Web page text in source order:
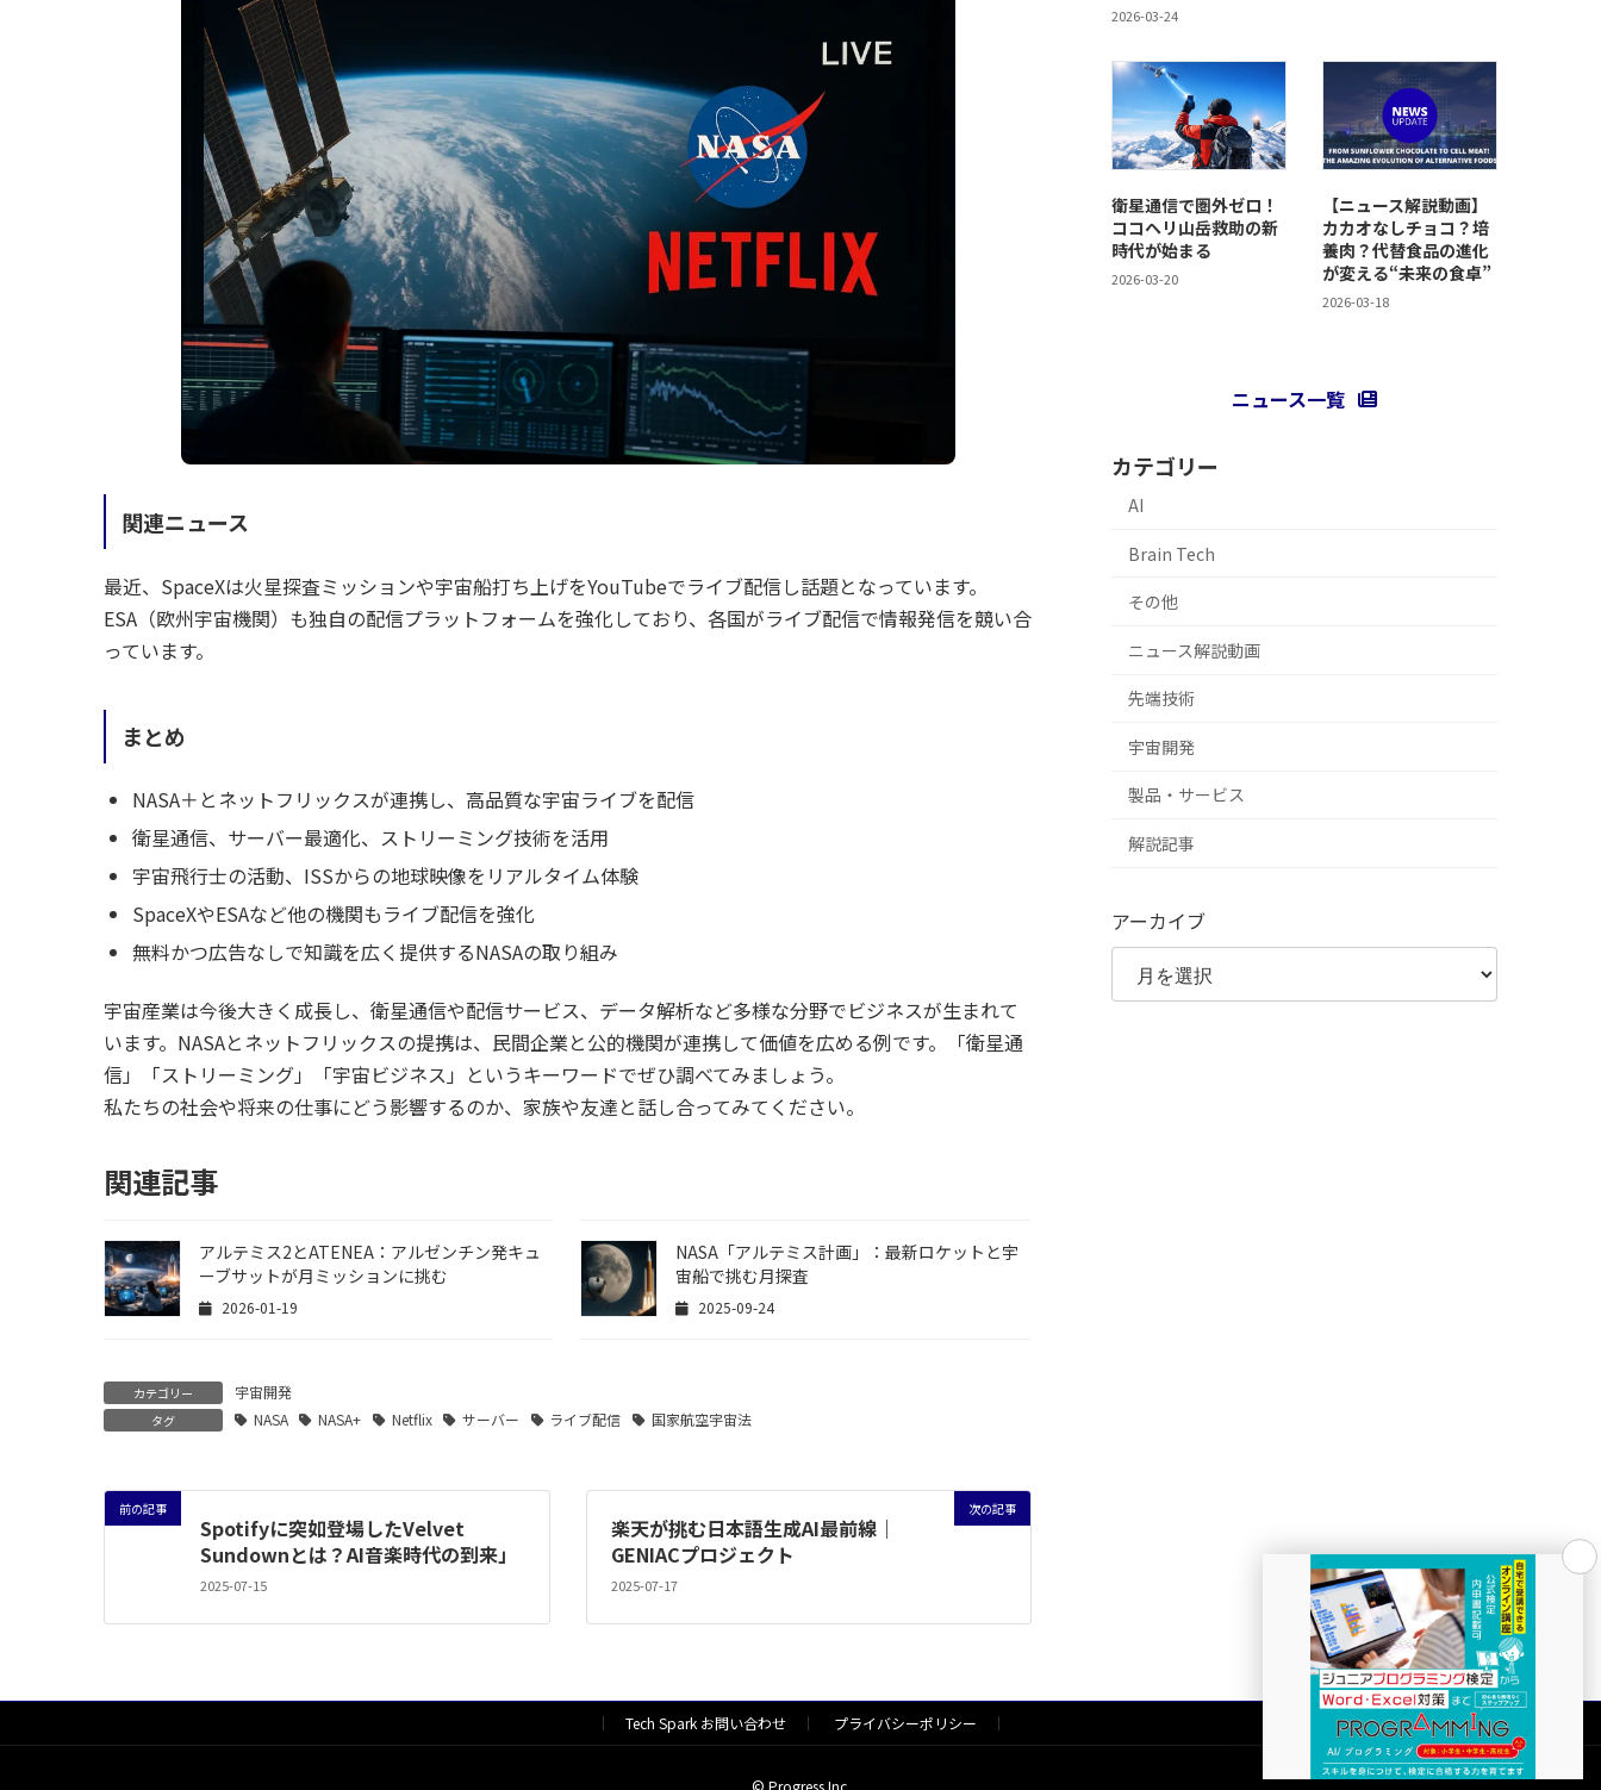
関連ニュース
最近、SpaceXは火星探査ミッションや宇宙船打ち上げをYouTubeでライブ配信し話題となっています。
ESA（欧州宇宙機関）も独自の配信プラットフォームを強化しており、各国がライブ配信で情報発信を競い合
っています。
まとめ
NASA＋とネットフリックスが連携し、高品質な宇宙ライブを配信
衛星通信、サーバー最適化、ストリーミング技術を活用
宇宙飛行士の活動、ISSからの地球映像をリアルタイム体験
SpaceXやESAなど他の機関もライブ配信を強化
無料かつ広告なしで知識を広く提供するNASAの取り組み
宇宙産業は今後大きく成長し、衛星通信や配信サービス、データ解析など多様な分野でビジネスが生まれて
います。NASAとネットフリックスの提携は、民間企業と公的機関が連携して価値を広める例です。「衛星通
信」「ストリーミング」「宇宙ビジネス」というキーワードでぜひ調べてみましょう。
私たちの社会や将来の仕事にどう影響するのか、家族や友達と話し合ってみてください。
関連記事
アルテミス2とATENEA：アルゼンチン発キュ
ーブサットが月ミッションに挑む
2026-01-19
NASA「アルテミス計画」：最新ロケットと宇
宙船で挑む月探査
2025-09-24
カテゴリー 宇宙開発
タグ NASA NASA+ Netflix サーバー ライブ配信 国家航空宇宙法
前の記事
Spotifyに突如登場したVelvet
Sundownとは？AI音楽時代の到来」
2025-07-15
次の記事
楽天が挑む日本語生成AI最前線｜
GENIACプロジェクト
2025-07-17
2026-03-24
衛星通信で圏外ゼロ！
ココヘリ山岳救助の新
時代が始まる
2026-03-20
【ニュース解説動画】
カカオなしチョコ？培
養肉？代替食品の進化
が変える“未来の食卓”
2026-03-18
ニュース一覧
カテゴリー
AI
Brain Tech
その他
ニュース解説動画
先端技術
宇宙開発
製品・サービス
解説記事
アーカイブ
Tech Spark お問い合わせ プライバシーポリシー
© Progress Inc.